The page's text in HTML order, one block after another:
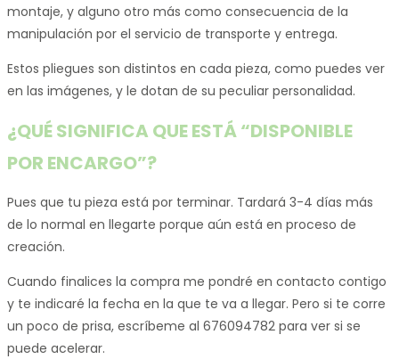
montaje, y alguno otro más como consecuencia de la
manipulación por el servicio de transporte y entrega.
Estos pliegues son distintos en cada pieza, como puedes ver
en las imágenes, y le dotan de su peculiar personalidad.
¿QUÉ SIGNIFICA QUE ESTÁ “DISPONIBLE
POR ENCARGO”?
Pues que tu pieza está por terminar. Tardará 3-4 días más
de lo normal en llegarte porque aún está en proceso de
creación.
Cuando finalices la compra me pondré en contacto contigo
y te indicaré la fecha en la que te va a llegar. Pero si te corre
un poco de prisa, escríbeme al 676094782 para ver si se
puede acelerar.